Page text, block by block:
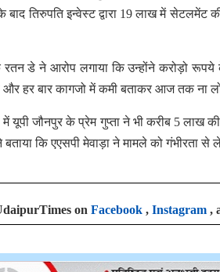
बाद तिरुपति इन्वेस्ट द्वारा 19 लाख में
डे ने आरोप लगाया कि उन्होंने करोड़ो
और हर बार कागजो में कमी बताकर आज तक ना
यूपी जौनपुर के प्रेम गुप्ता ने भी करीब 5 लाख
कि एएसपी मेवाड़ा ने मामले को गंभीरता से
on Facebook , Instagram ,